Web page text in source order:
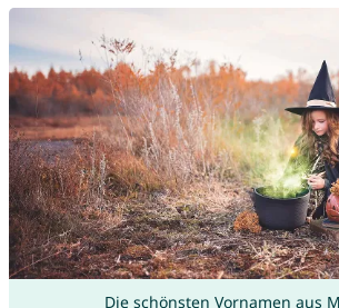
Die schönsten Vornamen aus